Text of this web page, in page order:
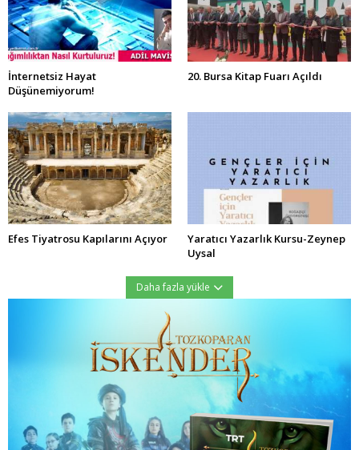
İnternetsiz Hayat
Düşünemiyorum!
20. Bursa Kitap Fuarı Açıldı
Efes Tiyatrosu Kapılarını Açıyor
Yaratıcı Yazarlık Kursu-Zeynep
Uysal
Daha fazla yükle